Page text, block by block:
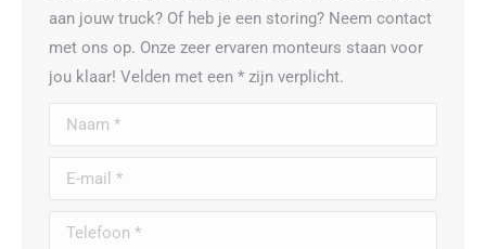
aan jouw truck? Of heb je een storing? Neem contact
met ons op. Onze zeer ervaren monteurs staan voor
jou klaar! Velden met een * zijn verplicht.
Naam *
E-mail *
Telefoon *